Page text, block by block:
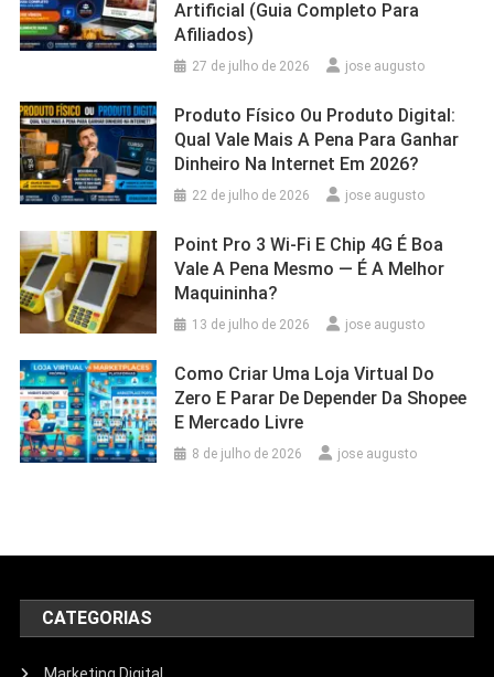
Artificial (Guia Completo Para
Afiliados)
27 de julho de 2026 jose augusto
Produto Físico Ou Produto Digital:
Qual Vale Mais A Pena Para Ganhar
Dinheiro Na Internet Em 2026?
22 de julho de 2026 jose augusto
Point Pro 3 Wi‑Fi E Chip 4G É Boa
Vale A Pena Mesmo — É A Melhor
Maquininha?
13 de julho de 2026 jose augusto
Como Criar Uma Loja Virtual Do
Zero E Parar De Depender Da Shopee
E Mercado Livre
8 de julho de 2026 jose augusto
CATEGORIAS